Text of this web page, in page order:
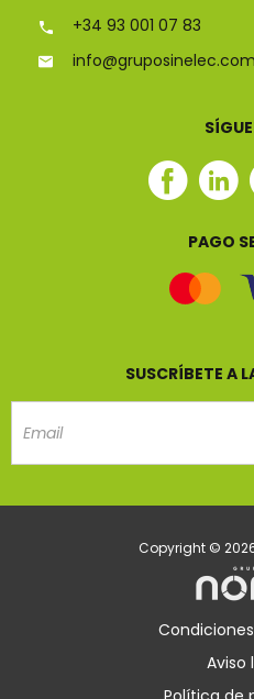
+34 93 001 07 83
info@gruposinelec.com
PAGO
SUSCRÍBETE A
Copyright ©
Aviso